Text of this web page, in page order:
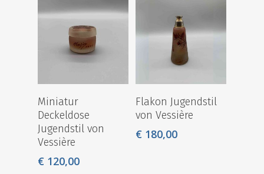
Miniatur
Deckeldose
Jugendstil von
Vessière
€ 120,00
Flakon Jugendstil
von Vessière
€ 180,00
Start
Antiquitäten
Special Offers
Ankauf